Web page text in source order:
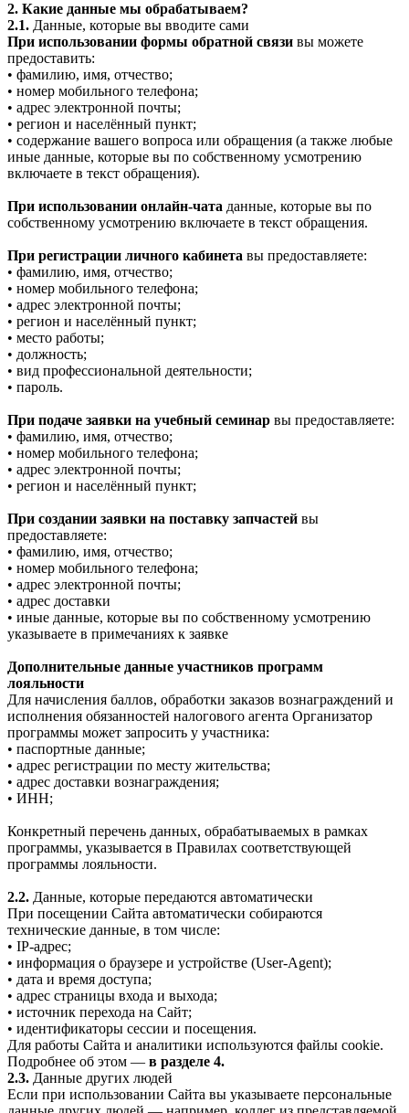
2. Какие данные мы обрабатываем?
2.1. Данные, которые вы вводите сами
При использовании формы обратной связи вы можете
предоставить:
• фамилию, имя, отчество;
• номер мобильного телефона;
• адрес электронной почты;
• регион и населённый пункт;
• содержание вашего вопроса или обращения (а также любые
иные данные, которые вы по собственному усмотрению
включаете в текст обращения).
При использовании онлайн-чата данные, которые вы по
собственному усмотрению включаете в текст обращения.
При регистрации личного кабинета вы предоставляете:
• фамилию, имя, отчество;
• номер мобильного телефона;
• адрес электронной почты;
• регион и населённый пункт;
• место работы;
• должность;
• вид профессиональной деятельности;
• пароль.
При подаче заявки на учебный семинар вы предоставляете:
• фамилию, имя, отчество;
• номер мобильного телефона;
• адрес электронной почты;
• регион и населённый пункт;
При создании заявки на поставку запчастей вы
предоставляете:
• фамилию, имя, отчество;
• номер мобильного телефона;
• адрес электронной почты;
• адрес доставки
• иные данные, которые вы по собственному усмотрению
указываете в примечаниях к заявке
Дополнительные данные участников программ
лояльности
Для начисления баллов, обработки заказов вознаграждений и
исполнения обязанностей налогового агента Организатор
программы может запросить у участника:
• паспортные данные;
• адрес регистрации по месту жительства;
• адрес доставки вознаграждения;
• ИНН;
Конкретный перечень данных, обрабатываемых в рамках
программы, указывается в Правилах соответствующей
программы лояльности.
2.2. Данные, которые передаются автоматически
При посещении Сайта автоматически собираются
технические данные, в том числе:
• IP-адрес;
• информация о браузере и устройстве (User-Agent);
• дата и время доступа;
• адрес страницы входа и выхода;
• источник перехода на Сайт;
• идентификаторы сессии и посещения.
Для работы Сайта и аналитики используются файлы cookie.
Подробнее об этом — в разделе 4.
2.3. Данные других людей
Если при использовании Сайта вы указываете персональные